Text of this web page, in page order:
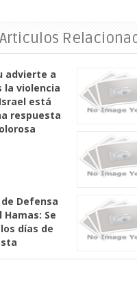
Articulos
advierte a
la violencia
está
respuesta
Defensa
Se
días de